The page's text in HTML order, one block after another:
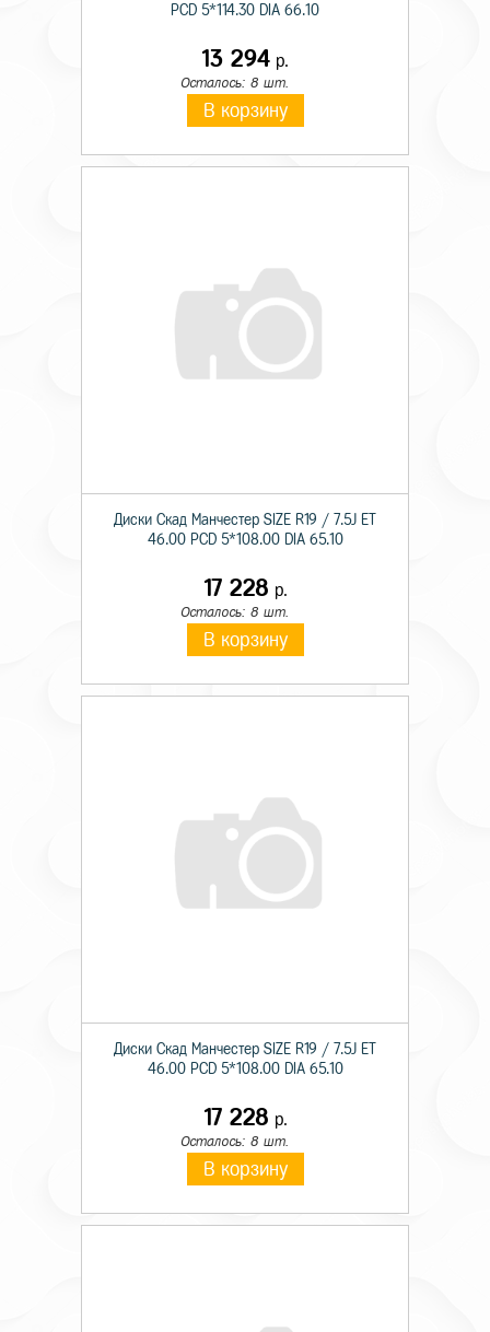
PCD 5*114.30 DIA 66.10
13 294 р.
Осталось: 8 шт.
В корзину
Диски Скад Манчестер SIZE R19 / 7.5J ET
46.00 PCD 5*108.00 DIA 65.10
17 228 р.
Осталось: 8 шт.
В корзину
Диски Скад Манчестер SIZE R19 / 7.5J ET
46.00 PCD 5*108.00 DIA 65.10
17 228 р.
Осталось: 8 шт.
В корзину